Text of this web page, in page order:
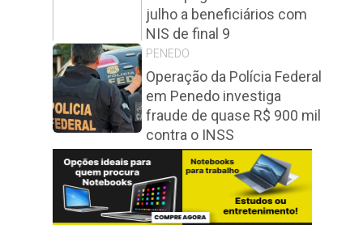
julho a beneficiários com
NIS de final 9
PENEDO
Operação da Polícia Federal
em Penedo investiga
fraude de quase R$ 900 mil
contra o INSS